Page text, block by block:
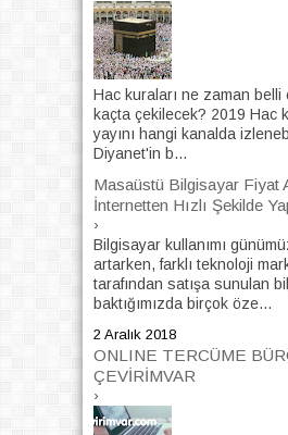
Hac kuraları ne zaman
kaçta çekilecek? 2019 Hac
yayını hangi kanalda
Diyanet'in b...
Masaüstü Bilgisayar Fiyat
İnternetten Hızlı Şekilde
›
Bilgisayar kullanımı
artarken, farklı teknoloji
tarafından satışa sunulan
baktığımızda birçok öze...
2 Aralık 2018
ONLINE TERCÜME
ÇEVİRİMVAR
›